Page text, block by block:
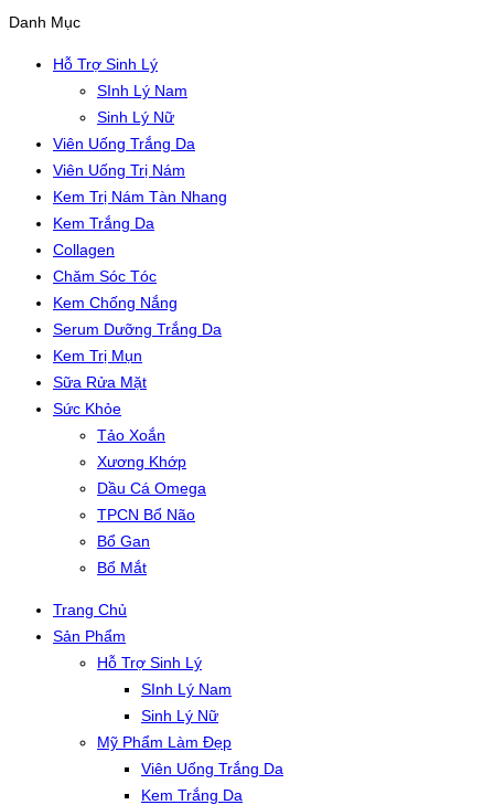
Danh Mục
Hỗ Trợ Sinh Lý
SInh Lý Nam
Sinh Lý Nữ
Viên Uống Trắng Da
Viên Uống Trị Nám
Kem Trị Nám Tàn Nhang
Kem Trắng Da
Collagen
Chăm Sóc Tóc
Kem Chống Nắng
Serum Dưỡng Trắng Da
Kem Trị Mụn
Sữa Rửa Mặt
Sức Khỏe
Tảo Xoắn
Xương Khớp
Dầu Cá Omega
TPCN Bổ Não
Bổ Gan
Bổ Mắt
Trang Chủ
Sản Phẩm
Hỗ Trợ Sinh Lý
SInh Lý Nam
Sinh Lý Nữ
Mỹ Phẩm Làm Đẹp
Viên Uống Trắng Da
Kem Trắng Da